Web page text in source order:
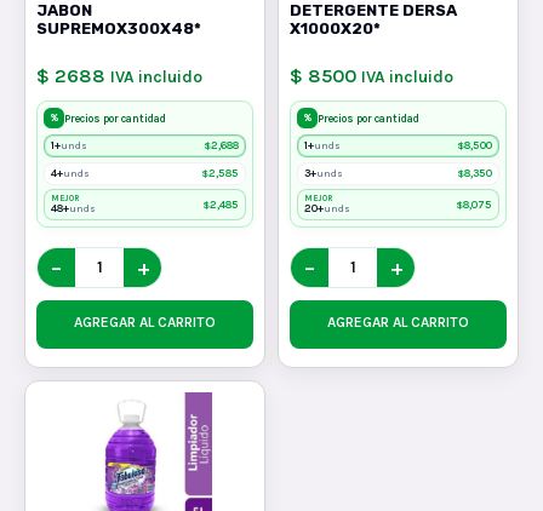
JABON
SUPREMOX300X48*
$ 2688 IVA incluido
% Precios por cantidad
1+unds $2,688
4+unds $2,585
MEJOR
48+unds $2,485
− +
AGREGAR AL CARRITO
DETERGENTE DERSA
X1000X20*
$ 8500 IVA incluido
% Precios por cantidad
1+unds $8,500
3+unds $8,350
MEJOR
20+unds $8,075
− +
AGREGAR AL CARRITO